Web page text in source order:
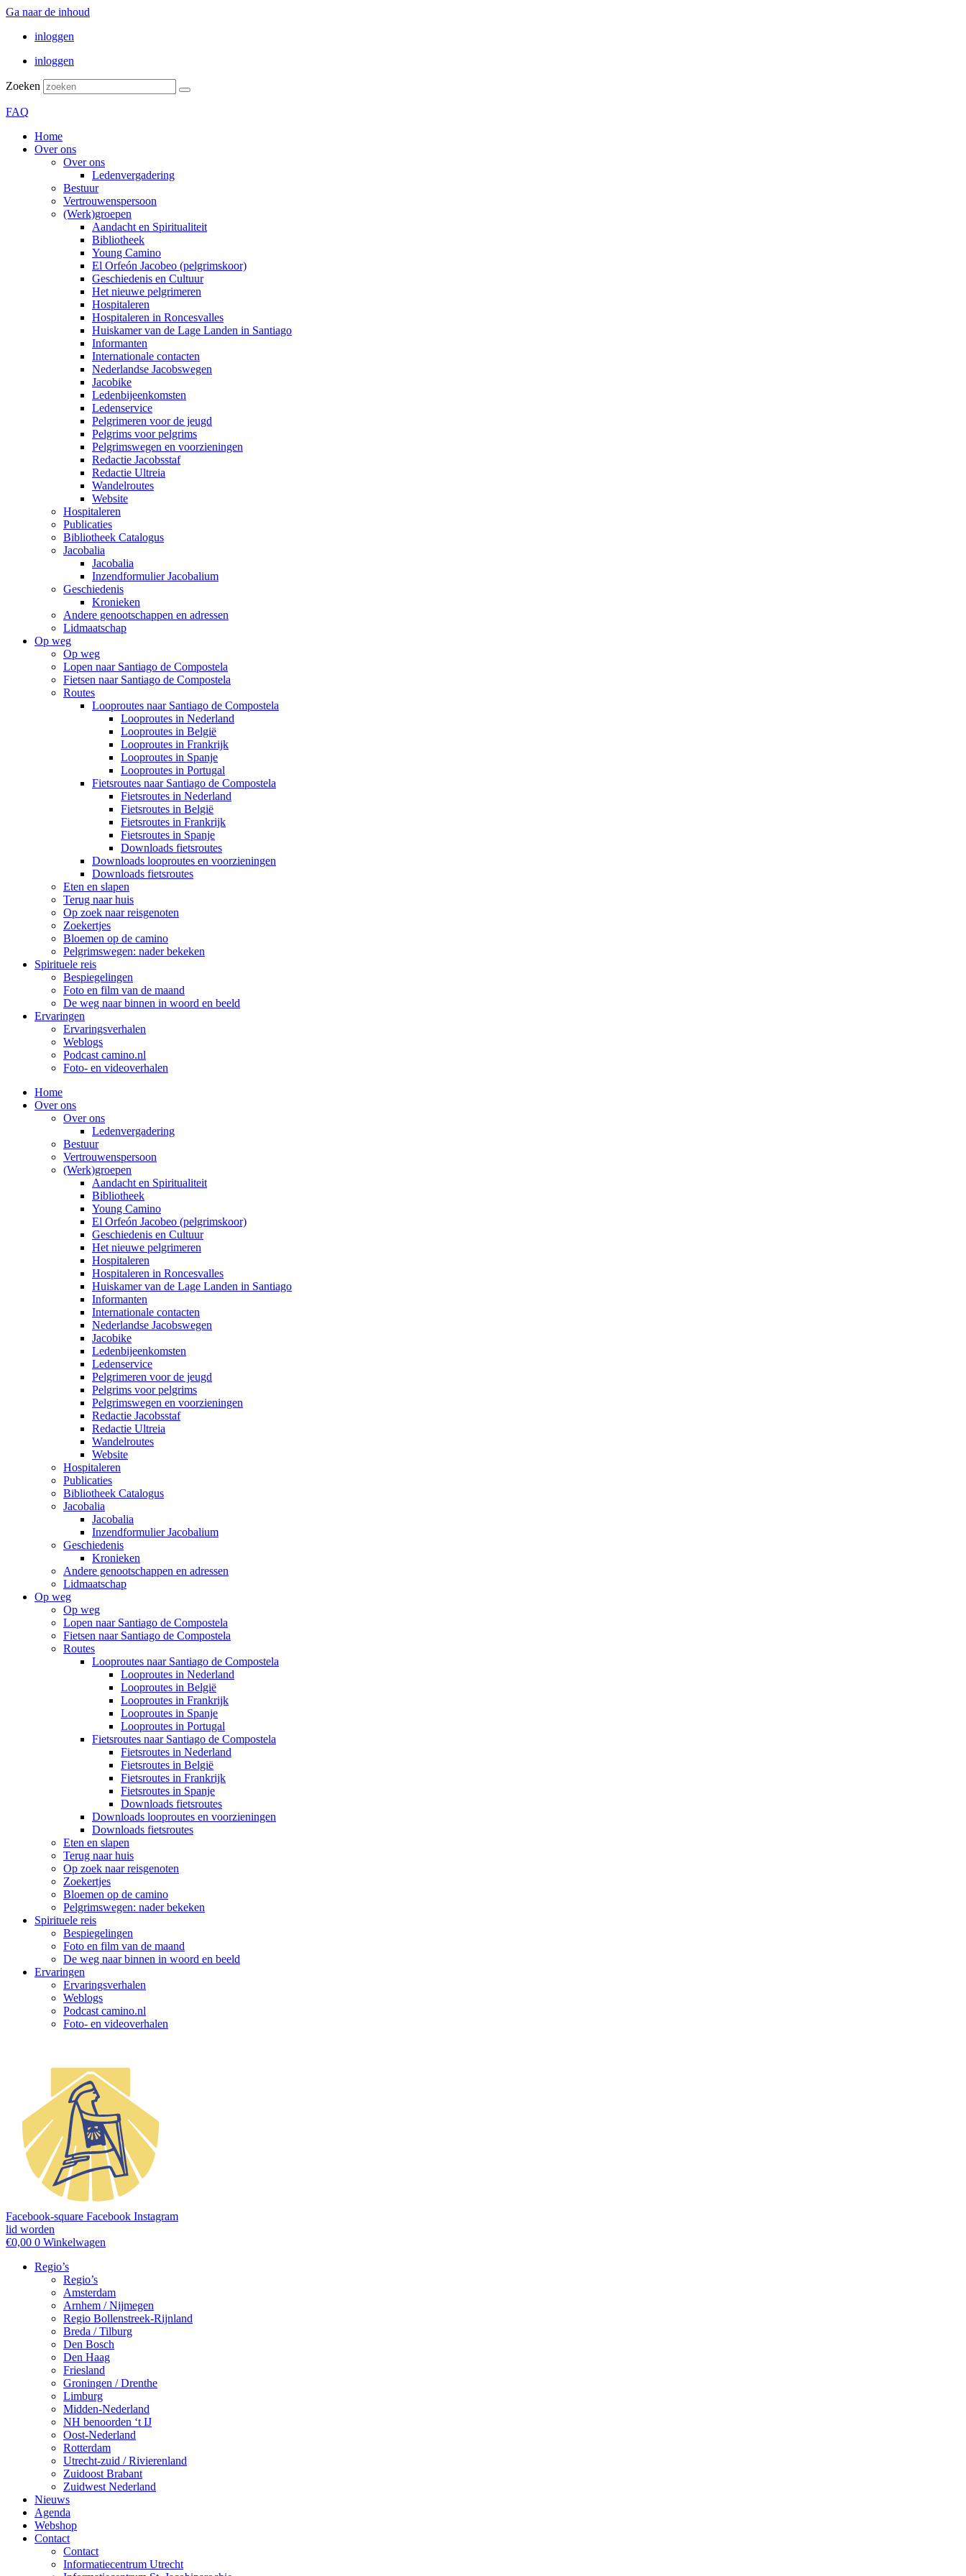
Ga naar de inhoud
inloggen
inloggen
Zoeken
FAQ
Home
Over ons
Over ons
Ledenvergadering
Bestuur
Vertrouwenspersoon
(Werk)groepen
Aandacht en Spiritualiteit
Bibliotheek
Young Camino
El Orfeón Jacobeo (pelgrimskoor)
Geschiedenis en Cultuur
Het nieuwe pelgrimeren
Hospitaleren
Hospitaleren in Roncesvalles
Huiskamer van de Lage Landen in Santiago
Informanten
Internationale contacten
Nederlandse Jacobswegen
Jacobike
Ledenbijeenkomsten
Ledenservice
Pelgrimeren voor de jeugd
Pelgrims voor pelgrims
Pelgrimswegen en voorzieningen
Redactie Jacobsstaf
Redactie Ultreia
Wandelroutes
Website
Hospitaleren
Publicaties
Bibliotheek Catalogus
Jacobalia
Jacobalia
Inzendformulier Jacobalium
Geschiedenis
Kronieken
Andere genootschappen en adressen
Lidmaatschap
Op weg
Op weg
Lopen naar Santiago de Compostela
Fietsen naar Santiago de Compostela
Routes
Looproutes naar Santiago de Compostela
Looproutes in Nederland
Looproutes in België
Looproutes in Frankrijk
Looproutes in Spanje
Looproutes in Portugal
Fietsroutes naar Santiago de Compostela
Fietsroutes in Nederland
Fietsroutes in België
Fietsroutes in Frankrijk
Fietsroutes in Spanje
Downloads fietsroutes
Downloads looproutes en voorzieningen
Downloads fietsroutes
Eten en slapen
Terug naar huis
Op zoek naar reisgenoten
Zoekertjes
Bloemen op de camino
Pelgrimswegen: nader bekeken
Spirituele reis
Bespiegelingen
Foto en film van de maand
De weg naar binnen in woord en beeld
Ervaringen
Ervaringsverhalen
Weblogs
Podcast camino.nl
Foto- en videoverhalen
Home
Over ons
Over ons
Ledenvergadering
Bestuur
Vertrouwenspersoon
(Werk)groepen
Aandacht en Spiritualiteit
Bibliotheek
Young Camino
El Orfeón Jacobeo (pelgrimskoor)
Geschiedenis en Cultuur
Het nieuwe pelgrimeren
Hospitaleren
Hospitaleren in Roncesvalles
Huiskamer van de Lage Landen in Santiago
Informanten
Internationale contacten
Nederlandse Jacobswegen
Jacobike
Ledenbijeenkomsten
Ledenservice
Pelgrimeren voor de jeugd
Pelgrims voor pelgrims
Pelgrimswegen en voorzieningen
Redactie Jacobsstaf
Redactie Ultreia
Wandelroutes
Website
Hospitaleren
Publicaties
Bibliotheek Catalogus
Jacobalia
Jacobalia
Inzendformulier Jacobalium
Geschiedenis
Kronieken
Andere genootschappen en adressen
Lidmaatschap
Op weg
Op weg
Lopen naar Santiago de Compostela
Fietsen naar Santiago de Compostela
Routes
Looproutes naar Santiago de Compostela
Looproutes in Nederland
Looproutes in België
Looproutes in Frankrijk
Looproutes in Spanje
Looproutes in Portugal
Fietsroutes naar Santiago de Compostela
Fietsroutes in Nederland
Fietsroutes in België
Fietsroutes in Frankrijk
Fietsroutes in Spanje
Downloads fietsroutes
Downloads looproutes en voorzieningen
Downloads fietsroutes
Eten en slapen
Terug naar huis
Op zoek naar reisgenoten
Zoekertjes
Bloemen op de camino
Pelgrimswegen: nader bekeken
Spirituele reis
Bespiegelingen
Foto en film van de maand
De weg naar binnen in woord en beeld
Ervaringen
Ervaringsverhalen
Weblogs
Podcast camino.nl
Foto- en videoverhalen
Facebook-square Facebook Instagram
lid worden
€0,00 0 Winkelwagen
Regio’s
Regio’s
Amsterdam
Arnhem / Nijmegen
Regio Bollenstreek-Rijnland
Breda / Tilburg
Den Bosch
Den Haag
Friesland
Groningen / Drenthe
Limburg
Midden-Nederland
NH benoorden ‘t IJ
Oost-Nederland
Rotterdam
Utrecht-zuid / Rivierenland
Zuidoost Brabant
Zuidwest Nederland
Nieuws
Agenda
Webshop
Contact
Contact
Informatiecentrum Utrecht